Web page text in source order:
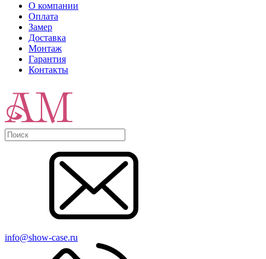
О компании
Оплата
Замер
Доставка
Монтаж
Гарантия
Контакты
info@show-case.ru